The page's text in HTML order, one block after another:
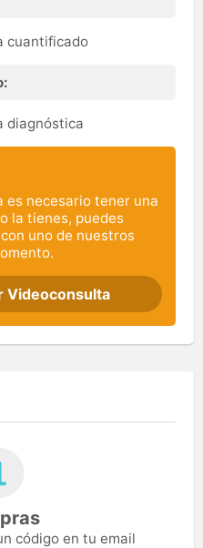
cuantificado
diagnóstica
es necesario tener una
la tienes, puedes
uno de nuestros
Videoconsulta
código en tu email